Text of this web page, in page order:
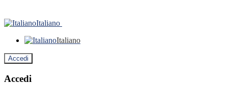
Italiano
Italiano
Accedi
Accedi